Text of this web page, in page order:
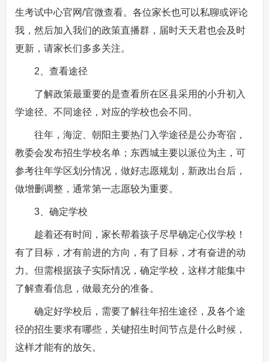
生考试中心官网/官微查看。各位家长也可以私聊或评论
我，然后加入我们的政策直播群，届时天天君也会及时
更新，请家长们多多关注。
2、查看途径
了解政策最重要的是查看所在区县采用的小升初入
学途径。不同途径，对应的学校也会不同。
往年，海淀、朝阳主要热门入学途径是公办寄宿，
教委会发布招生学校名单；东西城主要以派位为主，可
参考往年学区划分情况，做好志愿规划，新政出台后，
做增删调整，通常第一志愿较为重要。
3、确定学校
趁着还有时间，家长帮着孩子尽早确定心仪学校！
有了目标，才有前进的方向，有了目标，才有奋进的动
力。但需根据孩子实际情况，确定学校，这样才能集中
了解查看信息，做最充分的准备。
确定好学校后，需要了解往年招生途径，及各个途
径的招生要求有哪些，关键招生时间节点是什么时候，
这样才能有的放矢。